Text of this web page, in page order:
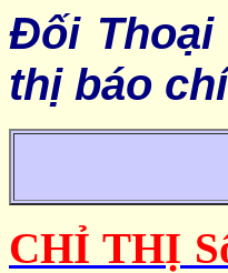
Ðối Thoại
thị báo
CHỈ THỊ